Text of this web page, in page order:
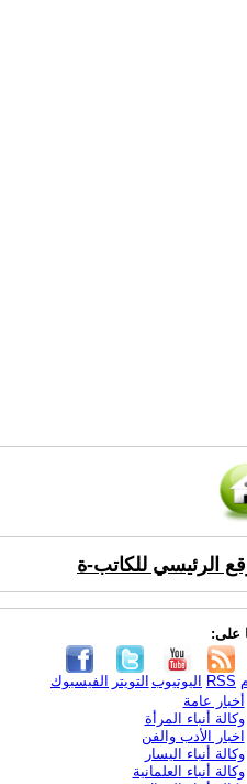
الرئيسي للكاتب-ة
على:
الفيسبوك التويتر اليوتيوب RSS
أخبار عامة
وكالة أنباء المرأة
اخبار الأدب والفن
وكالة أنباء اليسار
وكالة أنباء العلمانية